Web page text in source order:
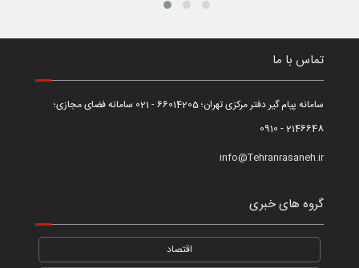
تماس با ما
سامانه پیام گیر دفتر مرکزی تهران؛ 66014205 - 021 سامانه فضای مجازی؛
2146648 - 0910
info@Tehranrasaneh.ir
گروه های خبری
اقتصاد